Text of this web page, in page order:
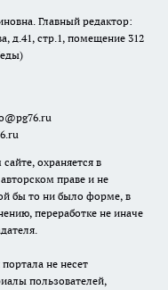
Главный редактор:
д.41, стр.1, помещение 312
охраняется в
праве и не
бы то ни было форме, в
переработке не иначе
не несет
пользователей,